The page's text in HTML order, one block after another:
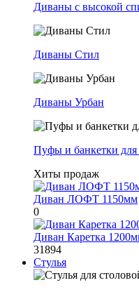
Диваны с высокой
Диваны Стил
Диваны Урбан
Пуфы и банкетки для
Хиты продаж
Диван ЛОФТ 1150мм
0
Диван Каретка
31894
Стулья